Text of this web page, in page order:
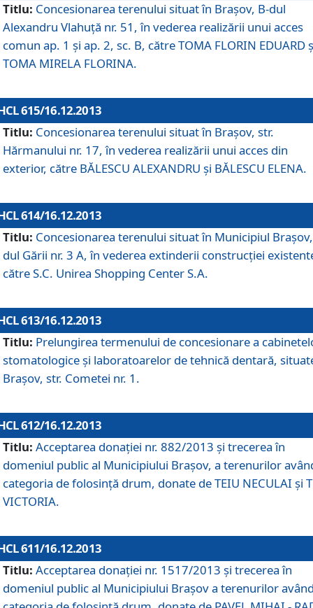
Titlu: Concesionarea terenului situat în Braşov, B-dul
Alexandru Vlahuţă nr. 51, în vederea realizării unui acces
comun ap. 1 şi ap. 2, sc. B, către TOMA FLORIN EDUARD
TOMA MIRELA FLORINA.
615/16.12.2013
Titlu: Concesionarea terenului situat în Braşov, str.
Hărmanului nr. 17, în vederea realizării unui acces din
exterior, către BĂLESCU ALEXANDRU şi BĂLESCU ELENA.
614/16.12.2013
Titlu: Concesionarea terenului situat în Municipiul
dul Gării nr. 3 A, în vederea extinderii construcţiei
către S.C. Unirea Shopping Center S.A.
613/16.12.2013
Titlu: Prelungirea termenului de concesionare a
stomatologice şi laboratoarelor de tehnică dentară,
Braşov, str. Cometei nr. 1.
612/16.12.2013
Titlu: Acceptarea donaţiei nr. 882/2013 şi trecerea în
domeniul public al Municipiului Braşov, a terenurilor
categoria de folosinţă drum, donate de TEIU NECULAI şi
VICTORIA.
611/16.12.2013
Titlu: Acceptarea donaţiei nr. 1517/2013 şi trecerea în
domeniul public al Municipiului Braşov a terenurilor